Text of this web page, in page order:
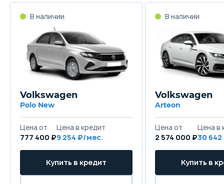
В наличии
Volkswagen
Polo New
Цена от
777 400 ₽
Цена в кредит
9 254 ₽/мес.
Купить в кредит
В наличии
Volkswagen
Arteon
Цена от
2 574 000 ₽
Цена в
30
Купить в